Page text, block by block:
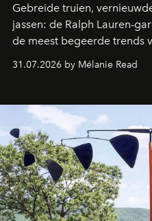
Gebreide truien,
jassen: de Ralph Lauren-
de meest begeerde trends
31.07.2026 by Mélanie Read